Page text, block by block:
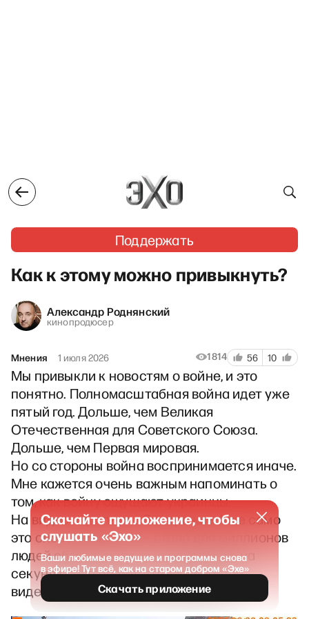
Поддержать
Как к этому можно привыкнуть?
Александр Роднянский
кинопродюсер
Мнения 1 июля 2026 1814 56 10
Мы привыкли к новостям о войне, и это
понятно. Полномасштабная война идет уже
пятый год. Дольше, чем Великая
Отечественная для Советского Союза.
Дольше, чем Первая мировая.
Но со стороны война воспринимается иначе.
Мне кажется очень важным напоминать о
том, как войну ощущают украинцы.
На видео «прилет» в Запорожье. Уже само
это слово – «прилет» – стало для миллионов
людей обыденностью. Но поставьте на
секунду себя на место человека, чей
видеорегистратор снял это видео.
Скачайте приложение, чтобы
слушать «Эхо»
Ваши любимые ведущие и программы снова
в эфире! Тут всё, как на старом добром «Эхе»
Скачать приложение